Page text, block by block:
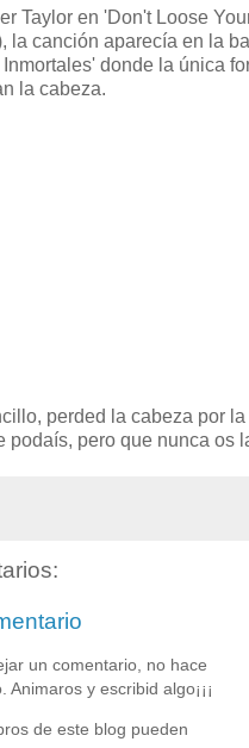
Taylor en 'Don't Loose
la canción aparecía en la
donde la única
la cabeza.
perded la cabeza por la
podaís, pero que nunca os
un comentario, no hace
y escribid algo¡¡¡
de este blog pueden